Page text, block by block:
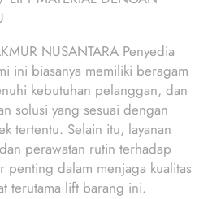
NUSANTARA Penyedia
ini biasanya memiliki beragam
kebutuhan pelanggan, dan
solusi yang sesuai dengan
tertentu. Selain itu, layanan
perawatan rutin terhadap
penting dalam menjaga kualitas
terutama lift barang ini.